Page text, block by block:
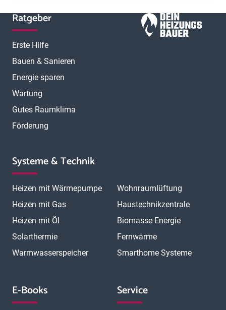
Ratgeber
Erste Hilfe
Bauen & Sanieren
Energie sparen
Wartung
Gutes Raumklima
Förderung
Systeme & Technik
Heizen mit Wärmepumpe
Heizen mit Gas
Heizen mit Öl
Solarthermie
Warmwasserspeicher
Wohnraumlüftung
Haustechnikzentrale
Biomasse Energie
Fernwärme
Smarthome Systeme
E-Books Service